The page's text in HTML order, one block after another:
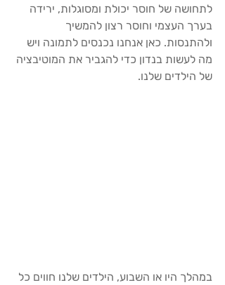
לתחושה של חוסר יכולת ומסוגלות, ירידה
בערך העצמי וחוסר רצון להמשיך
ולהתנסות. כאן אנחנו נכנסים לתמונה ויש
מה לעשות בנדון כדי להגביר את המוטיבציה
של הילדים שלנו.
במהלך היו או השבוע, הילדים שלנו חווים כל